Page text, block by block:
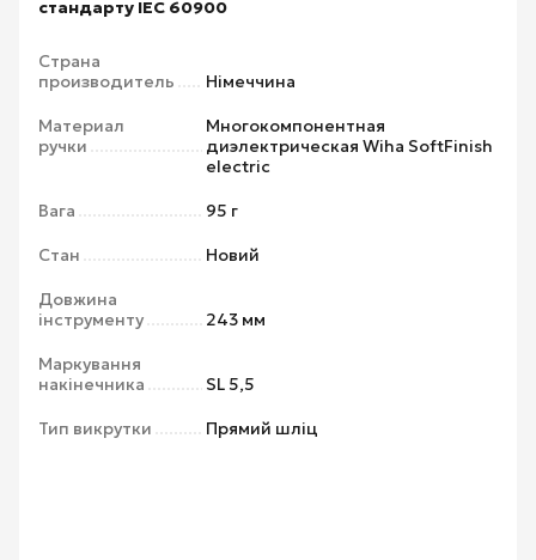
стандарту IEC 60900
Страна
производитель
Німеччина
Материал
ручки
Многокомпонентная
диэлектрическая Wiha SoftFinish
electric
Вага 95 г
Стан Новий
Довжина
інструменту
243 мм
Маркування
накінечника
SL 5,5
Тип викрутки Прямий шліц